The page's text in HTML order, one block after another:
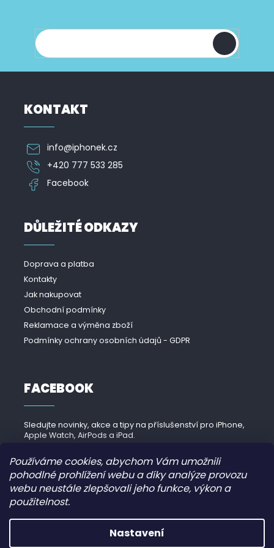
Používáme cookies, abychom Vám umožnili
pohodlné prohlížení webu a díky analýze provozu
webu neustále zlepšovali jeho funkce, výkon a
použitelnost.
Nastavení
KONTAKT
info@iphonek.cz
+420 777 533 285
Facebook
DŮLEŽITÉ ODKAZY
Doprava a platba
Kontakty
Jak nakupovat
Obchodní podmínky
Reklamace a výměna zboží
Podmínky ochrany osobních údajů - GDPR
FACEBOOK
Sledujte novinky, akce a tipy na příslušenství pro iPhone,
Apple Watch, AirPods a iPad.
iPhonek.cz . Všechna práva vyhrazena.